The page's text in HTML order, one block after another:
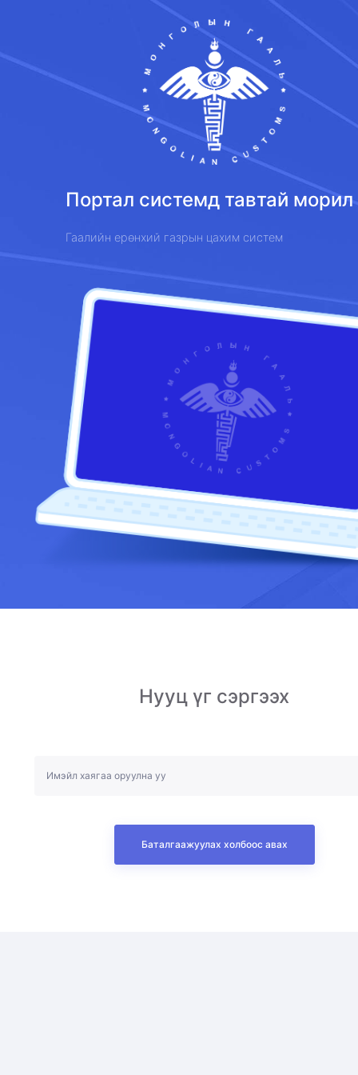
Портал системд тавтай морил
Гаалийн ерөнхий газрын цахим систем
Нууц үг сэргээх
Баталгаажуулах холбоос авах